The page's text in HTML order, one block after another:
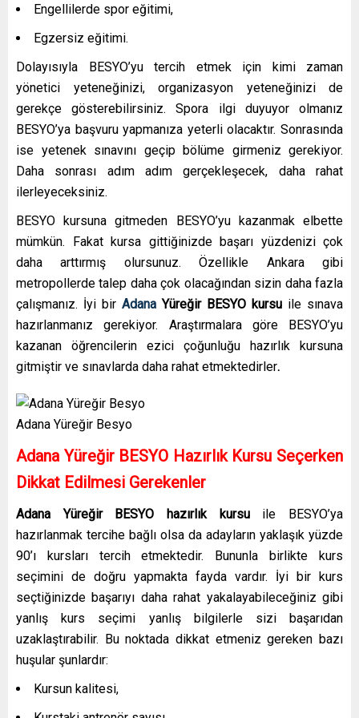
Engellilerde spor eğitimi,
Egzersiz eğitimi.
Dolayısıyla BESYO’yu tercih etmek için kimi zaman
yönetici yeteneğinizi, organizasyon yeteneğinizi de
gerekçe gösterebilirsiniz. Spora ilgi duyuyor olmanız
BESYO’ya başvuru yapmanıza yeterli olacaktır. Sonrasında
ise yetenek sınavını geçip bölüme girmeniz gerekiyor.
Daha sonrası adım adım gerçekleşecek, daha rahat
ilerleyeceksiniz.
BESYO kursuna gitmeden BESYO’yu kazanmak elbette
mümkün. Fakat kursa gittiğinizde başarı yüzdenizi çok
daha arttırmış olursunuz. Özellikle Ankara gibi
metropollerde talep daha çok olacağından sizin daha fazla
çalışmanız. İyi bir Adana Yüreğir BESYO kursu ile sınava
hazırlanmanız gerekiyor. Araştırmalara göre BESYO’yu
kazanan öğrencilerin ezici çoğunluğu hazırlık kursuna
gitmiştir ve sınavlarda daha rahat etmektedirler.
Adana Yüreğir Besyo
Adana Yüreğir BESYO Hazırlık Kursu Seçerken
Dikkat Edilmesi Gerekenler
Adana Yüreğir BESYO hazırlık kursu ile BESYO’ya
hazırlanmak tercihe bağlı olsa da adayların yaklaşık yüzde
90’ı kursları tercih etmektedir. Bununla birlikte kurs
seçimini de doğru yapmakta fayda vardır. İyi bir kurs
seçtiğinizde başarıyı daha rahat yakalayabileceğiniz gibi
yanlış kurs seçimi yanlış bilgilerle sizi başarıdan
uzaklaştırabilir. Bu noktada dikkat etmeniz gereken bazı
huşular şunlardır:
Kursun kalitesi,